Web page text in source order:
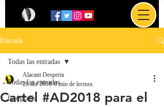
Entrada
Todas las entradas
fotografía
Todas las entradas
Cartel #AD2018 para el
Alacant Desperta
28 abr 2018 0 min de lectura